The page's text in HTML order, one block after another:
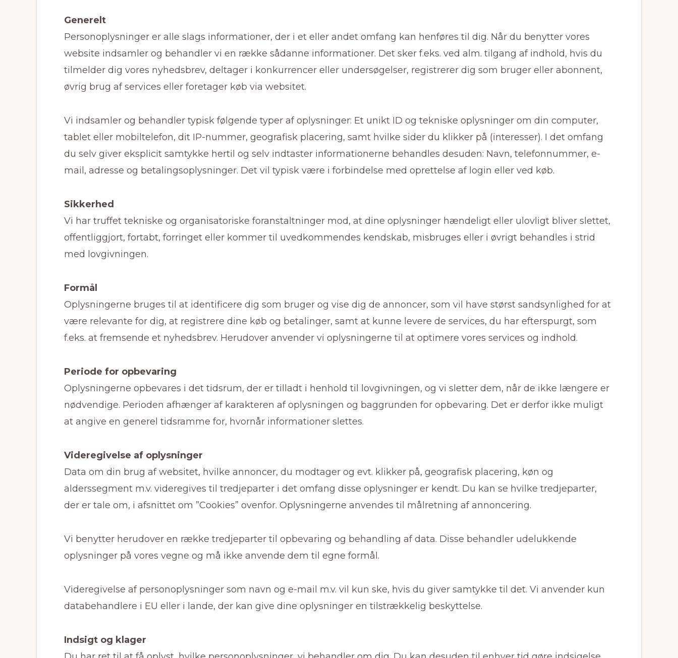
Generelt
Personoplysninger er alle slags informationer, der i et eller andet omfang kan henføres til dig. Når du benytter vores
website indsamler og behandler vi en række sådanne informationer. Det sker f.eks. ved alm. tilgang af indhold, hvis du
tilmelder dig vores nyhedsbrev, deltager i konkurrencer eller undersøgelser, registrerer dig som bruger eller abonnent,
øvrig brug af services eller foretager køb via websitet.
Vi indsamler og behandler typisk følgende typer af oplysninger: Et unikt ID og tekniske oplysninger om din computer,
tablet eller mobiltelefon, dit IP-nummer, geografisk placering, samt hvilke sider du klikker på (interesser). I det omfang
du selv giver eksplicit samtykke hertil og selv indtaster informationerne behandles desuden: Navn, telefonnummer, e-
mail, adresse og betalingsoplysninger. Det vil typisk være i forbindelse med oprettelse af login eller ved køb.
Sikkerhed
Vi har truffet tekniske og organisatoriske foranstaltninger mod, at dine oplysninger hændeligt eller ulovligt bliver slettet,
offentliggjort, fortabt, forringet eller kommer til uvedkommendes kendskab, misbruges eller i øvrigt behandles i strid
med lovgivningen.
Formål
Oplysningerne bruges til at identificere dig som bruger og vise dig de annoncer, som vil have størst sandsynlighed for at
være relevante for dig, at registrere dine køb og betalinger, samt at kunne levere de services, du har efterspurgt, som
f.eks. at fremsende et nyhedsbrev. Herudover anvender vi oplysningerne til at optimere vores services og indhold.
Periode for opbevaring
Oplysningerne opbevares i det tidsrum, der er tilladt i henhold til lovgivningen, og vi sletter dem, når de ikke længere er
nødvendige. Perioden afhænger af karakteren af oplysningen og baggrunden for opbevaring. Det er derfor ikke muligt
at angive en generel tidsramme for, hvornår informationer slettes.
Videregivelse af oplysninger
Data om din brug af websitet, hvilke annoncer, du modtager og evt. klikker på, geografisk placering, køn og
alderssegment m.v. videregives til tredjeparter i det omfang disse oplysninger er kendt. Du kan se hvilke tredjeparter,
der er tale om, i afsnittet om ”Cookies” ovenfor. Oplysningerne anvendes til målretning af annoncering.
Vi benytter herudover en række tredjeparter til opbevaring og behandling af data. Disse behandler udelukkende
oplysninger på vores vegne og må ikke anvende dem til egne formål.
Videregivelse af personoplysninger som navn og e-mail m.v. vil kun ske, hvis du giver samtykke til det. Vi anvender kun
databehandlere i EU eller i lande, der kan give dine oplysninger en tilstrækkelig beskyttelse.
Indsigt og klager